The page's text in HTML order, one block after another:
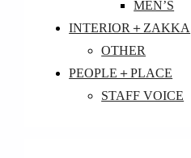
MEN’S
INTERIOR＋ZAKKA
OTHER
PEOPLE＋PLACE
STAFF VOICE